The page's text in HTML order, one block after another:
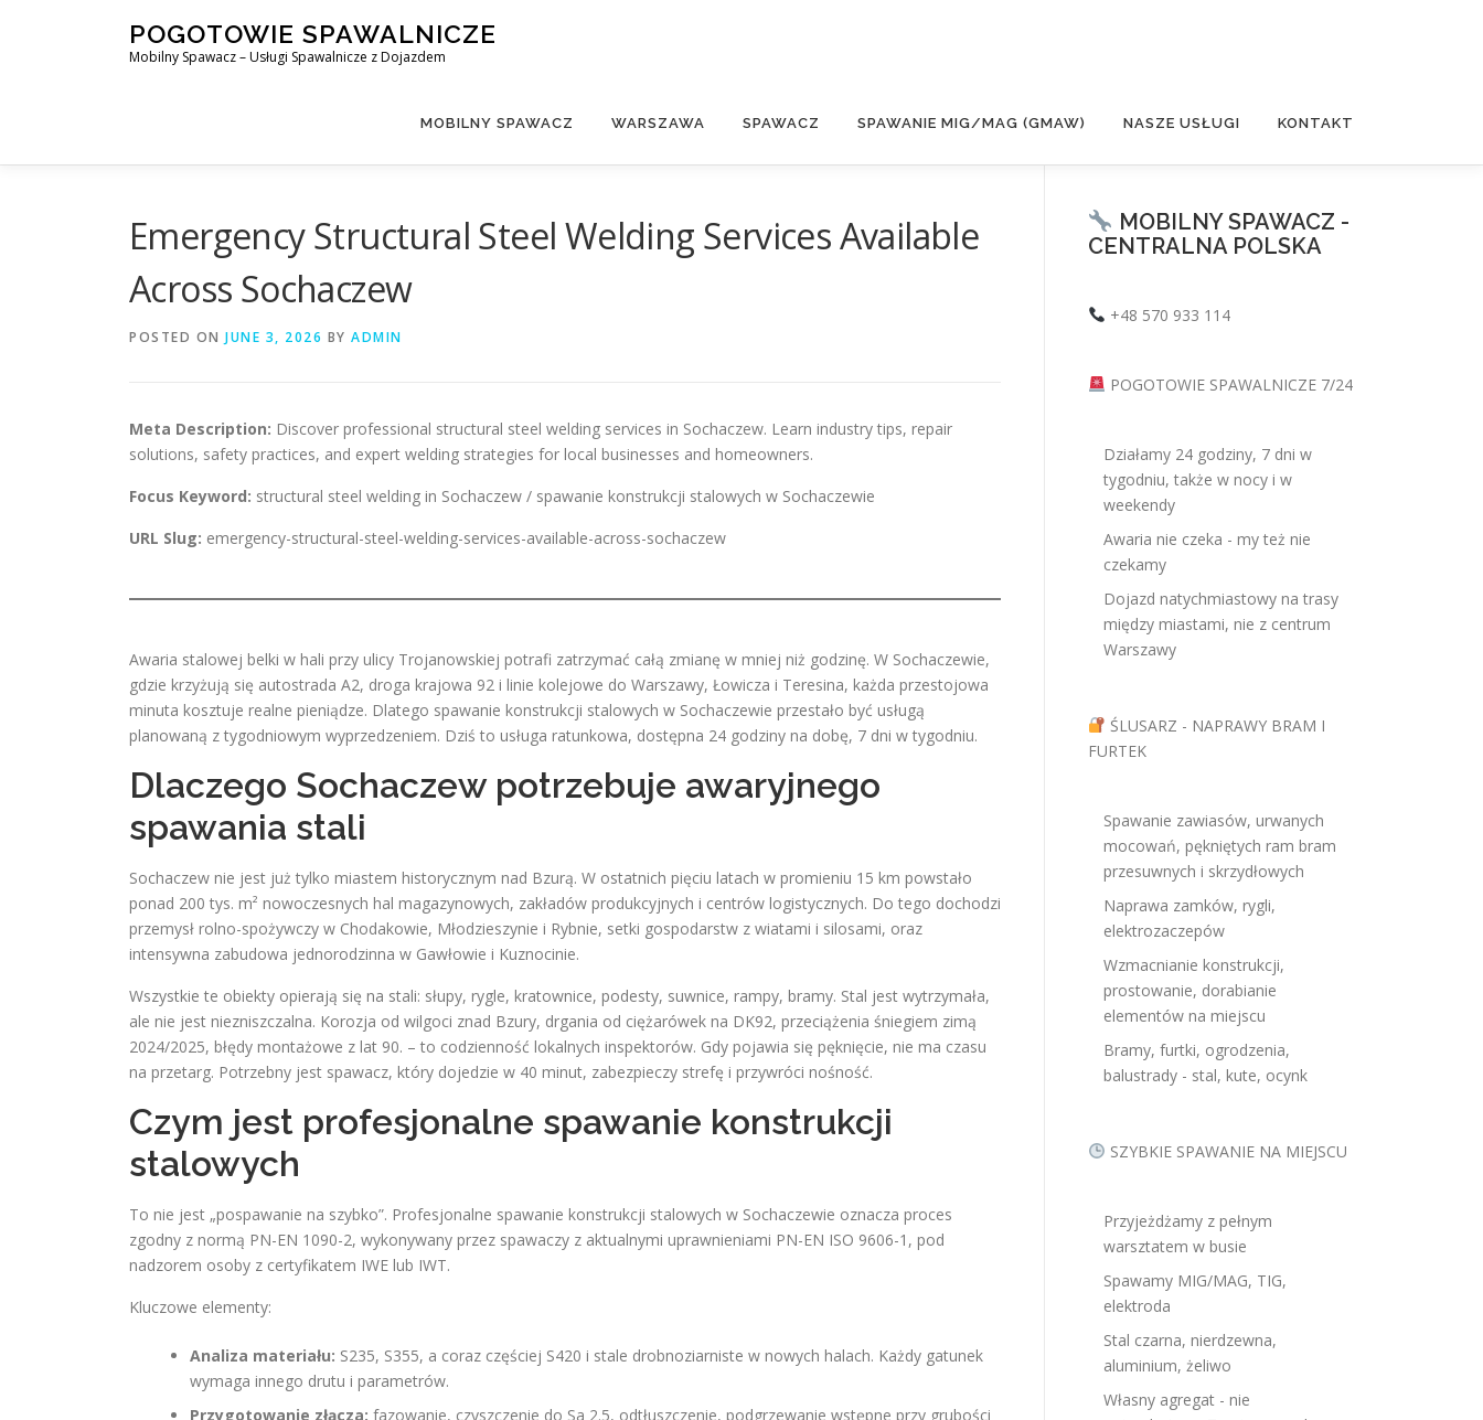
POGOTOWIE SPAWALNICZE
Mobilny Spawacz – Usługi Spawalnicze z Dojazdem
MOBILNY SPAWACZ WARSZAWA SPAWACZ SPAWANIE MIG/MAG (GMAW) NASZE USŁUGI KONTAKT
Emergency Structural Steel Welding Services Available
Across Sochaczew
POSTED ON JUNE 3, 2026 BY ADMIN
Meta Description: Discover professional structural steel welding services in Sochaczew. Learn industry tips, repair
solutions, safety practices, and expert welding strategies for local businesses and homeowners.
Focus Keyword: structural steel welding in Sochaczew / spawanie konstrukcji stalowych w Sochaczewie
URL Slug: emergency-structural-steel-welding-services-available-across-sochaczew
Awaria stalowej belki w hali przy ulicy Trojanowskiej potrafi zatrzymać całą zmianę w mniej niż godzinę. W Sochaczewie,
gdzie krzyżują się autostrada A2, droga krajowa 92 i linie kolejowe do Warszawy, Łowicza i Teresina, każda przestojowa
minuta kosztuje realne pieniądze. Dlatego spawanie konstrukcji stalowych w Sochaczewie przestało być usługą
planowaną z tygodniowym wyprzedzeniem. Dziś to usługa ratunkowa, dostępna 24 godziny na dobę, 7 dni w tygodniu.
Dlaczego Sochaczew potrzebuje awaryjnego
spawania stali
Sochaczew nie jest już tylko miastem historycznym nad Bzurą. W ostatnich pięciu latach w promieniu 15 km powstało
ponad 200 tys. m² nowoczesnych hal magazynowych, zakładów produkcyjnych i centrów logistycznych. Do tego dochodzi
przemysł rolno-spożywczy w Chodakowie, Młodzieszynie i Rybnie, setki gospodarstw z wiatami i silosami, oraz
intensywna zabudowa jednorodzinna w Gawłowie i Kuznocinie.
Wszystkie te obiekty opierają się na stali: słupy, rygle, kratownice, podesty, suwnice, rampy, bramy. Stal jest wytrzymała,
ale nie jest niezniszczalna. Korozja od wilgoci znad Bzury, drgania od ciężarówek na DK92, przeciążenia śniegiem zimą
2024/2025, błędy montażowe z lat 90. – to codzienność lokalnych inspektorów. Gdy pojawia się pęknięcie, nie ma czasu
na przetarg. Potrzebny jest spawacz, który dojedzie w 40 minut, zabezpieczy strefę i przywróci nośność.
Czym jest profesjonalne spawanie konstrukcji
stalowych
To nie jest „pospawanie na szybko”. Profesjonalne spawanie konstrukcji stalowych w Sochaczewie oznacza proces
zgodny z normą PN-EN 1090-2, wykonywany przez spawaczy z aktualnymi uprawnieniami PN-EN ISO 9606-1, pod
nadzorem osoby z certyfikatem IWE lub IWT.
Kluczowe elementy:
Analiza materiału: S235, S355, a coraz częściej S420 i stale drobnoziarniste w nowych halach. Każdy gatunek
wymaga innego drutu i parametrów.
Przygotowanie złącza: fazowanie, czyszczenie do Sa 2.5, odtłuszczenie, podgrzewanie wstępne przy grubości
MOBILNY SPAWACZ -
CENTRALNA POLSKA
+48 570 933 114
POGOTOWIE SPAWALNICZE 7/24
Działamy 24 godziny, 7 dni w
tygodniu, także w nocy i w
weekendy
Awaria nie czeka - my też nie
czekamy
Dojazd natychmiastowy na trasy
między miastami, nie z centrum
Warszawy
ŚLUSARZ - NAPRAWY BRAM I
FURTEK
Spawanie zawiasów, urwanych
mocowań, pękniętych ram bram
przesuwnych i skrzydłowych
Naprawa zamków, rygli,
elektrozaczepów
Wzmacnianie konstrukcji,
prostowanie, dorabianie
elementów na miejscu
Bramy, furtki, ogrodzenia,
balustrady - stal, kute, ocynk
SZYBKIE SPAWANIE NA MIEJSCU
Przyjeżdżamy z pełnym
warsztatem w busie
Spawamy MIG/MAG, TIG,
elektroda
Stal czarna, nierdzewna,
aluminium, żeliwo
Własny agregat - nie